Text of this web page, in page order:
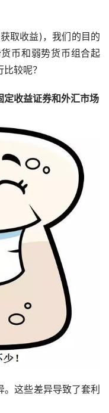
取收益)，我们的目的
币和弱势货币组合起
较呢？
定收益证券和外汇市场
这些差异导致了套利